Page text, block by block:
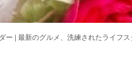
ー | 最新のグルメ、洗練されたライフ